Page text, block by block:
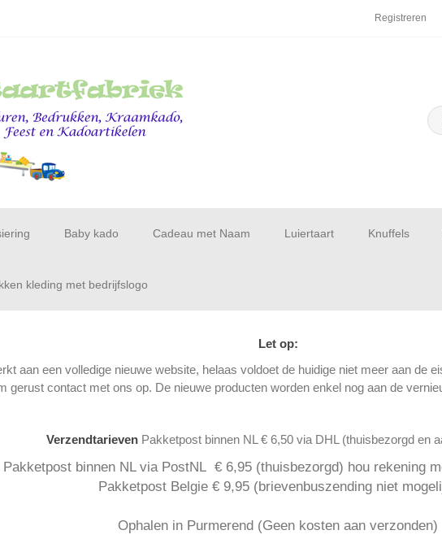
Registreren
Baby kado Cadeau met Naam Luiertaart Knuffels
kleding met bedrijfslogo
Let op:
aan een volledige nieuwe website, helaas voldoet de huidige niet meer aan de
gerust contact met ons op. De nieuwe producten worden enkel nog aan de
Verzendtarieven Pakketpost binnen NL € 6,50 via DHL (thuisbezorgd en
Pakketpost binnen NL via PostNL € 6,95 (thuisbezorgd) hou rekening
Pakketpost Belgie € 9,95 (brievenbuszending niet
Ophalen in Purmerend (Geen kosten aan verzonden)